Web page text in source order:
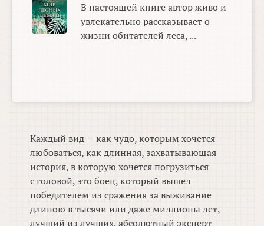
В настоящей книге автор живо и
увлекательно рассказывает о
жизни обитателей леса, ...
Каждый вид — как чудо, которым хочется
любоваться, как длинная, захватывающая
история, в которую хочется погрузиться
с головой, это боец, который вышел
победителем из сражения за выживание
длиною в тысячи или даже миллионы лет,
лучший из лучших, абсолютный эксперт